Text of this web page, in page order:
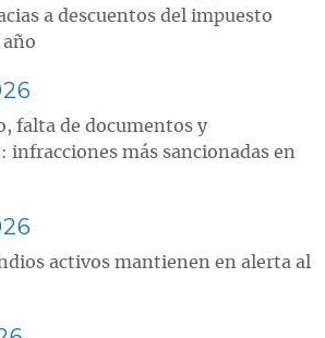
a descuentos del impuesto
falta de documentos y
infracciones más sancionadas en
activos mantienen en alerta al